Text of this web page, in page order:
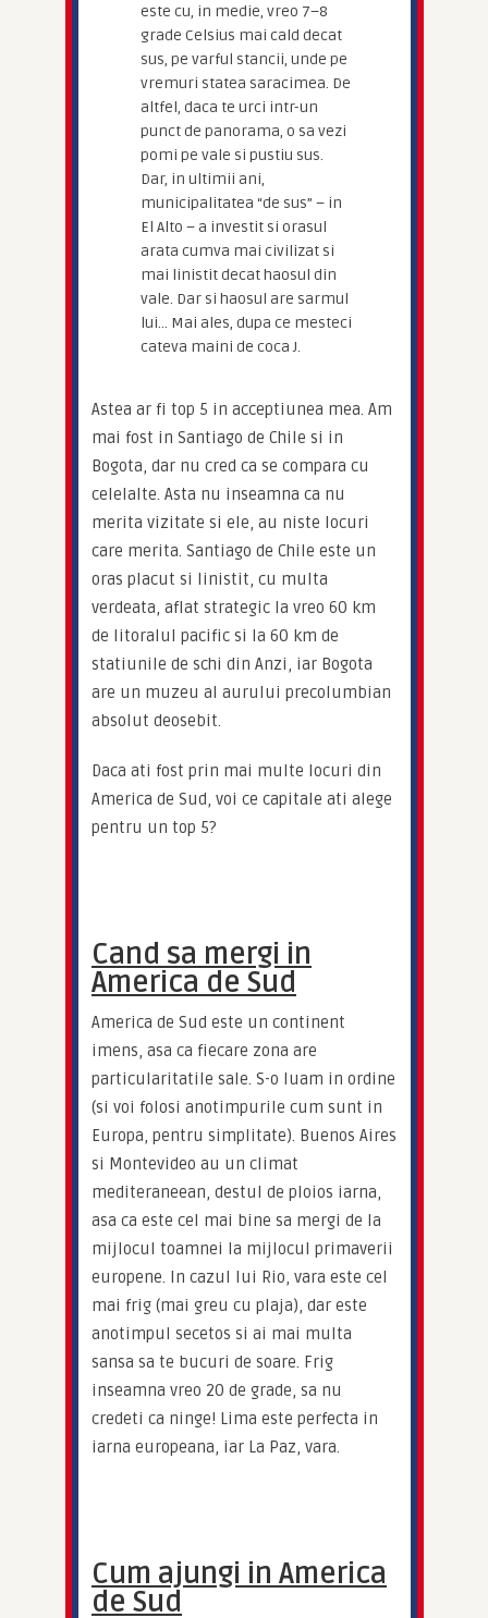
este cu, in medie, vreo 7–8
grade Celsius mai cald decat
sus, pe varful stancii, unde pe
vremuri statea saracimea. De
altfel, daca te urci intr-un
punct de panorama, o sa vezi
pomi pe vale si pustiu sus.
Dar, in ultimii ani,
municipalitatea “de sus” – in
El Alto – a investit si orasul
arata cumva mai civilizat si
mai linistit decat haosul din
vale. Dar si haosul are sarmul
lui… Mai ales, dupa ce mesteci
cateva maini de coca J.
Astea ar fi top 5 in acceptiunea mea. Am
mai fost in Santiago de Chile si in
Bogota, dar nu cred ca se compara cu
celelalte. Asta nu inseamna ca nu
merita vizitate si ele, au niste locuri
care merita. Santiago de Chile este un
oras placut si linistit, cu multa
verdeata, aflat strategic la vreo 60 km
de litoralul pacific si la 60 km de
statiunile de schi din Anzi, iar Bogota
are un muzeu al aurului precolumbian
absolut deosebit.
Daca ati fost prin mai multe locuri din
America de Sud, voi ce capitale ati alege
pentru un top 5?
Cand sa mergi in
America de Sud
America de Sud este un continent
imens, asa ca fiecare zona are
particularitatile sale. S-o luam in ordine
(si voi folosi anotimpurile cum sunt in
Europa, pentru simplitate). Buenos Aires
si Montevideo au un climat
mediteraneean, destul de ploios iarna,
asa ca este cel mai bine sa mergi de la
mijlocul toamnei la mijlocul primaverii
europene. In cazul lui Rio, vara este cel
mai frig (mai greu cu plaja), dar este
anotimpul secetos si ai mai multa
sansa sa te bucuri de soare. Frig
inseamna vreo 20 de grade, sa nu
credeti ca ninge! Lima este perfecta in
iarna europeana, iar La Paz, vara.
Cum ajungi in America
de Sud